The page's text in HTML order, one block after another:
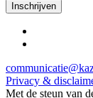
Privacy &
Met de steun van